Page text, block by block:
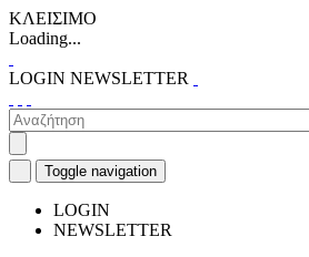
ΚΛΕΙΣΙΜΟ
Loading...
LOGIN NEWSLETTER
Toggle navigation
LOGIN
NEWSLETTER